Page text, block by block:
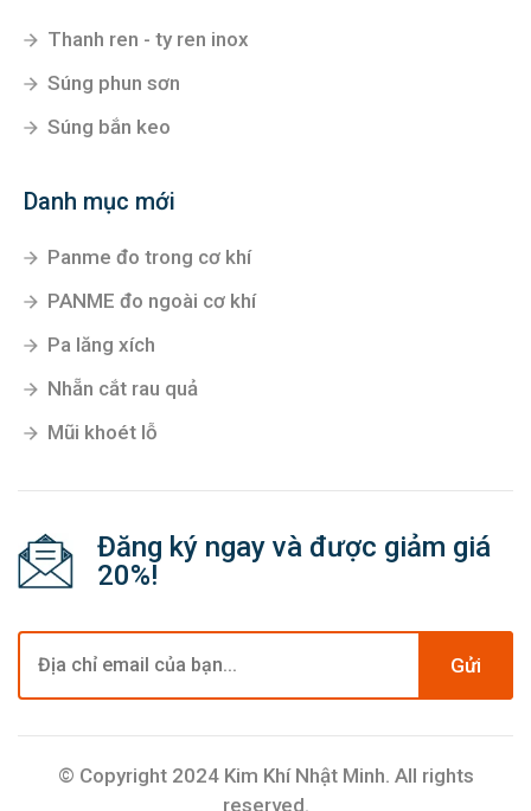
Thanh ren - ty ren inox
Súng phun sơn
Súng bắn keo
Danh mục mới
Panme đo trong cơ khí
PANME đo ngoài cơ khí
Pa lăng xích
Nhẵn cắt rau quả
Mũi khoét lỗ
Đăng ký ngay và được giảm giá
20%!
Gửi
© Copyright 2024 Kim Khí Nhật Minh. All rights
reserved.